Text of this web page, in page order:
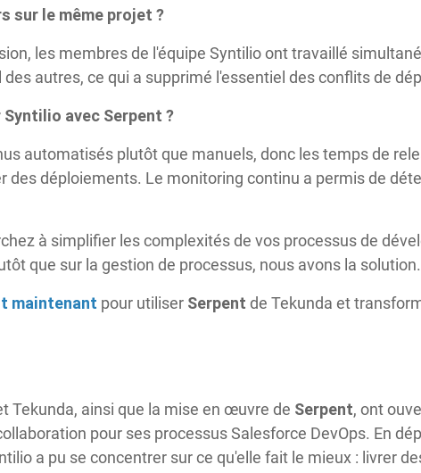
sur le même projet ?
les membres de l'équipe Syntilio ont travaillé
autres, ce qui a supprimé l'essentiel des conflits de
avec Serpent ?
automatisés plutôt que manuels, donc les temps de
des déploiements. Le monitoring continu a permis de
à simplifier les complexités de vos processus de
que sur la gestion de processus, nous avons la solution.
maintenant pour utiliser Serpent de Tekunda et
Tekunda, ainsi que la mise en œuvre de Serpent, ont
pour ses processus Salesforce DevOps. En
a pu se concentrer sur ce qu'elle fait le mieux : livrer